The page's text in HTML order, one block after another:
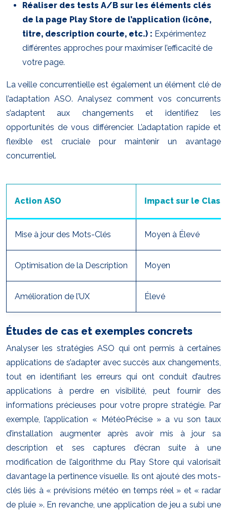
Réaliser des tests A/B sur les éléments clés
de la page Play Store de l’application (icône,
titre, description courte, etc.) : Expérimentez
différentes approches pour maximiser l’efficacité de
votre page.
La veille concurrentielle est également un élément clé de
l’adaptation ASO. Analysez comment vos concurrents
s’adaptent aux changements et identifiez les
opportunités de vous différencier. L’adaptation rapide et
flexible est cruciale pour maintenir un avantage
concurrentiel.
Action ASO Impact sur le
Mise à jour des Mots-Clés Moyen à Élevé
Optimisation de la Description Moyen
Amélioration de l’UX Élevé
Études de cas et exemples concrets
Analyser les stratégies ASO qui ont permis à certaines
applications de s’adapter avec succès aux changements,
tout en identifiant les erreurs qui ont conduit d’autres
applications à perdre en visibilité, peut fournir des
informations précieuses pour votre propre stratégie. Par
exemple, l’application « MétéoPrécise » a vu son taux
d’installation augmenter après avoir mis à jour sa
description et ses captures d’écran suite à une
modification de l’algorithme du Play Store qui valorisait
davantage la pertinence visuelle. Ils ont ajouté des mots-
clés liés à « prévisions météo en temps réel » et « radar
de pluie ». En revanche, une application de jeu a subi une